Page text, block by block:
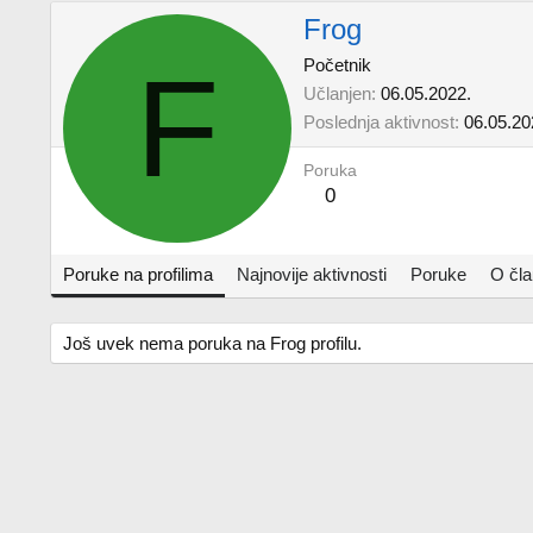
F
Frog
Početnik
Učlanjen 06.05.2022.
Poslednja aktivnost
Poruka
0
Poruke na profilima Najnovije aktivnosti Poruke O
Još uvek nema poruka na Frog profilu.